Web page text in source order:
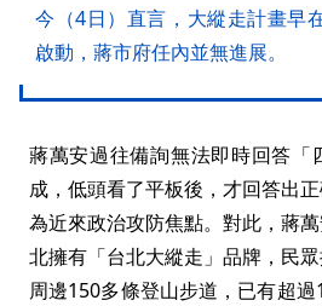
今（4日）直言，大縱走計畫早
啟動，蔣市府任內並無進展。
蔣萬安過往備詢無法即時回答「
成，低頭看了平板後，才回答出
為近來政治攻防焦點。對此，蔣
北擁有「台北大縱走」品牌，民
周邊150多條登山步道，已有超